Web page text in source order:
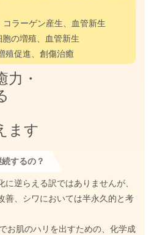
ラーゲン産生、血管新生
の増殖、血管新生
殖促進、創傷治癒
力・
ます
するの？
逆らえる訳ではありませんが、
善、シワにおいては半永久的と考
お肌のハリを出すための、化学成